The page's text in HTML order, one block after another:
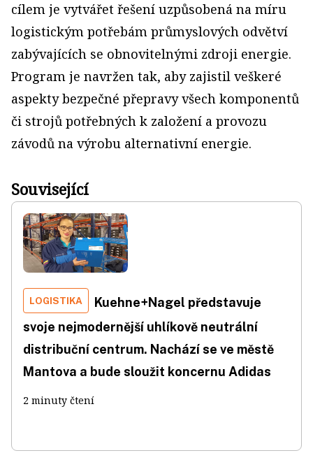
cílem je vytvářet řešení uzpůsobená na míru
logistickým potřebám průmyslových odvětví
zabývajících se obnovitelnými zdroji energie.
Program je navržen tak, aby zajistil veškeré
aspekty bezpečné přepravy všech komponentů
či strojů potřebných k založení a provozu
závodů na výrobu alternativní energie.
Související
LOGISTIKA
Kuehne+Nagel představuje
svoje nejmodernější uhlíkově neutrální
distribuční centrum. Nachází se ve městě
Mantova a bude sloužit koncernu Adidas
2 minuty čtení